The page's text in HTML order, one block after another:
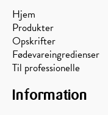
Hjem
Produkter
Opskrifter
Fødevareingredienser
Til professionelle
Information